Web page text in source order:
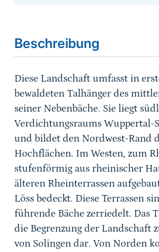
Beschreibung
Diese Landschaft umfasst in
bewaldeten Talhänger des
seiner Nebenbäche. Sie liegt
Verdichtungsraums Wuppertal-
und bildet den Nordwest-Rand
Hochflächen. Im Westen, zum
stufenförmig aus rheinischer
älteren Rheinterrassen
Löss bedeckt. Diese Terrassen
führende Bäche zerriedelt. Das
die Begrenzung der Landschaft
von Solingen dar. Von Norden